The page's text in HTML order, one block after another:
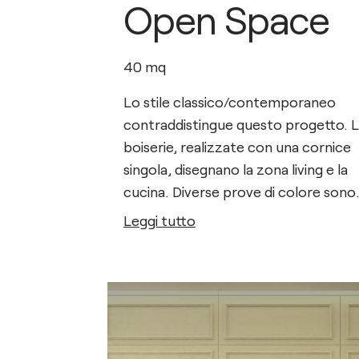
Open Space
40 mq
Lo stile classico/contemporaneo
contraddistingue questo progetto.
boiserie, realizzate con una cornice
singola, disegnano la zona living e la
cucina. Diverse prove di colore sono
state realizzate, optando per una
Leggi tutto